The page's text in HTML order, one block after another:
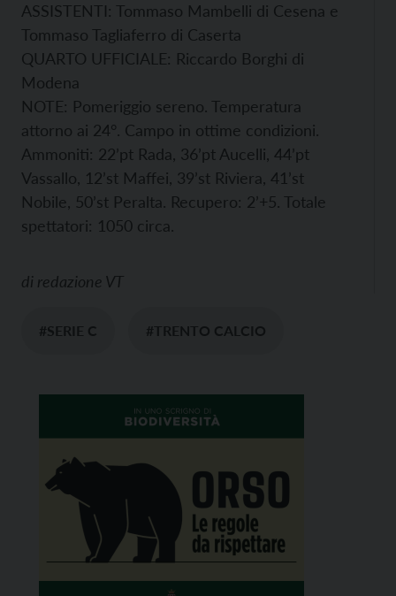
ASSISTENTI: Tommaso Mambelli di Cesena e
Tommaso Tagliaferro di Caserta
QUARTO UFFICIALE: Riccardo Borghi di
Modena
NOTE: Pomeriggio sereno. Temperatura
attorno ai 24°. Campo in ottime condizioni.
Ammoniti: 22’pt Rada, 36’pt Aucelli, 44’pt
Vassallo, 12’st Maffei, 39’st Riviera, 41’st
Nobile, 50’st Peralta. Recupero: 2’+5. Totale
spettatori: 1050 circa.
di redazione VT
#SERIE C #TRENTO CALCIO